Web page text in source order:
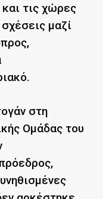
τις χώρες
μαζί
στη
Ομάδας του